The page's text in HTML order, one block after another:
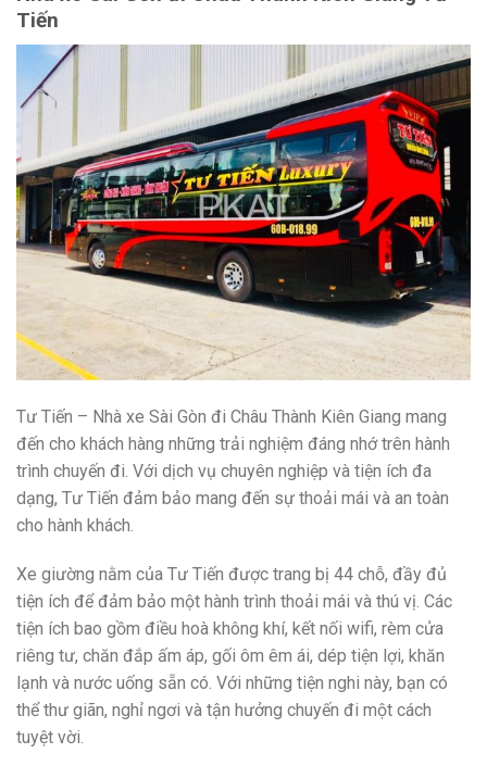
Tiến
Tư Tiến – Nhà xe Sài Gòn đi Châu Thành Kiên Giang mang
đến cho khách hàng những trải nghiệm đáng nhớ trên hành
trình chuyến đi. Với dịch vụ chuyên nghiệp và tiện ích đa
dạng, Tư Tiến đảm bảo mang đến sự thoải mái và an toàn
cho hành khách.
Xe giường nằm của Tư Tiến được trang bị 44 chỗ, đầy đủ
tiện ích để đảm bảo một hành trình thoải mái và thú vị. Các
tiện ích bao gồm điều hoà không khí, kết nối wifi, rèm cửa
riêng tư, chăn đắp ấm áp, gối ôm êm ái, dép tiện lợi, khăn
lạnh và nước uống sẵn có. Với những tiện nghi này, bạn có
thể thư giãn, nghỉ ngơi và tận hưởng chuyến đi một cách
tuyệt vời.